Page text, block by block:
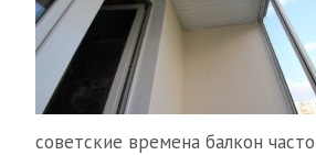
советские времена балкон